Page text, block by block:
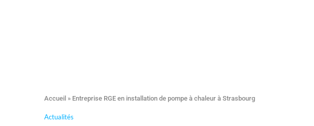
Accueil » Entreprise RGE en installation de pompe à chaleur à Strasbourg
Actualités